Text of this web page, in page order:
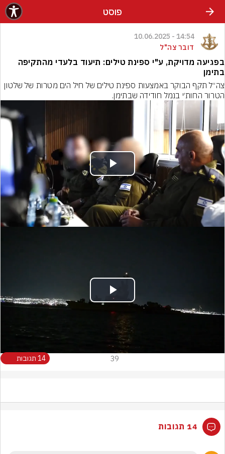
פוסט
14:54 - 10.06.2025
דובר צה"ל
בפגיעה מדויקת, ע"י ספינת טילים: תיעוד בלעדי מהתקיפה
בתימן
הטרור החות׳י בנמל חודידה שבתימן.
Play
Video
Play
39 14 תגובות
14 תגובות